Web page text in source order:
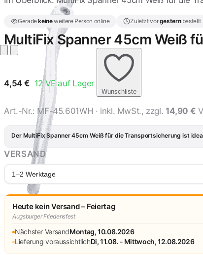
Geradekeineweitere Person online Zuletzt vorgesternbestellt
MultiFix Spanner 45cm Weiß
4,54 € 12VE auf Lager
Wunschliste
Art.-Nr.: MF-45.601WH · inkl. MwSt., zzgl. 14,90 €
Der MultiFix Spanner 45cm Weiß für die Transportsicherung ist
VERSAND
1–2 Werktage
Heute kein Versand – Feiertag
Augsburger Friedensfest
Nächster VersandMontag, 10.08.2026
Lieferung voraussichtlichDi, 11.08. - Mittwoch, 12.08.2026